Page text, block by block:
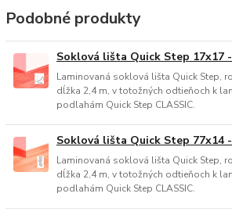
Podobné produkty
Soklová lišta Quick Step 17x17
Laminovaná soklová lišta Quick Step,
dĺžka 2,4 m, v totožných odtieňoch k
podlahám Quick Step CLASSIC.
Soklová lišta Quick Step 77x14
Laminovaná soklová lišta Quick Step,
dĺžka 2,4 m, v totožných odtieňoch k
podlahám Quick Step CLASSIC.